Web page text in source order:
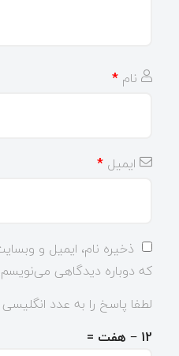
نام *
ایمیل *
ذخیره نام، ایمیل و
که دوباره دیدگاهی می‌نویسم.
لطفا پاسخ را به عدد انگلیسی
12 − هفت =